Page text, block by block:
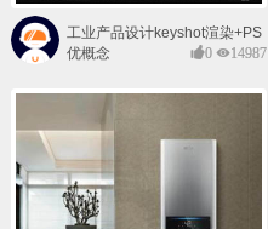
工业产品设计keyshot渲染+PS
后期班
优概念 0 14987